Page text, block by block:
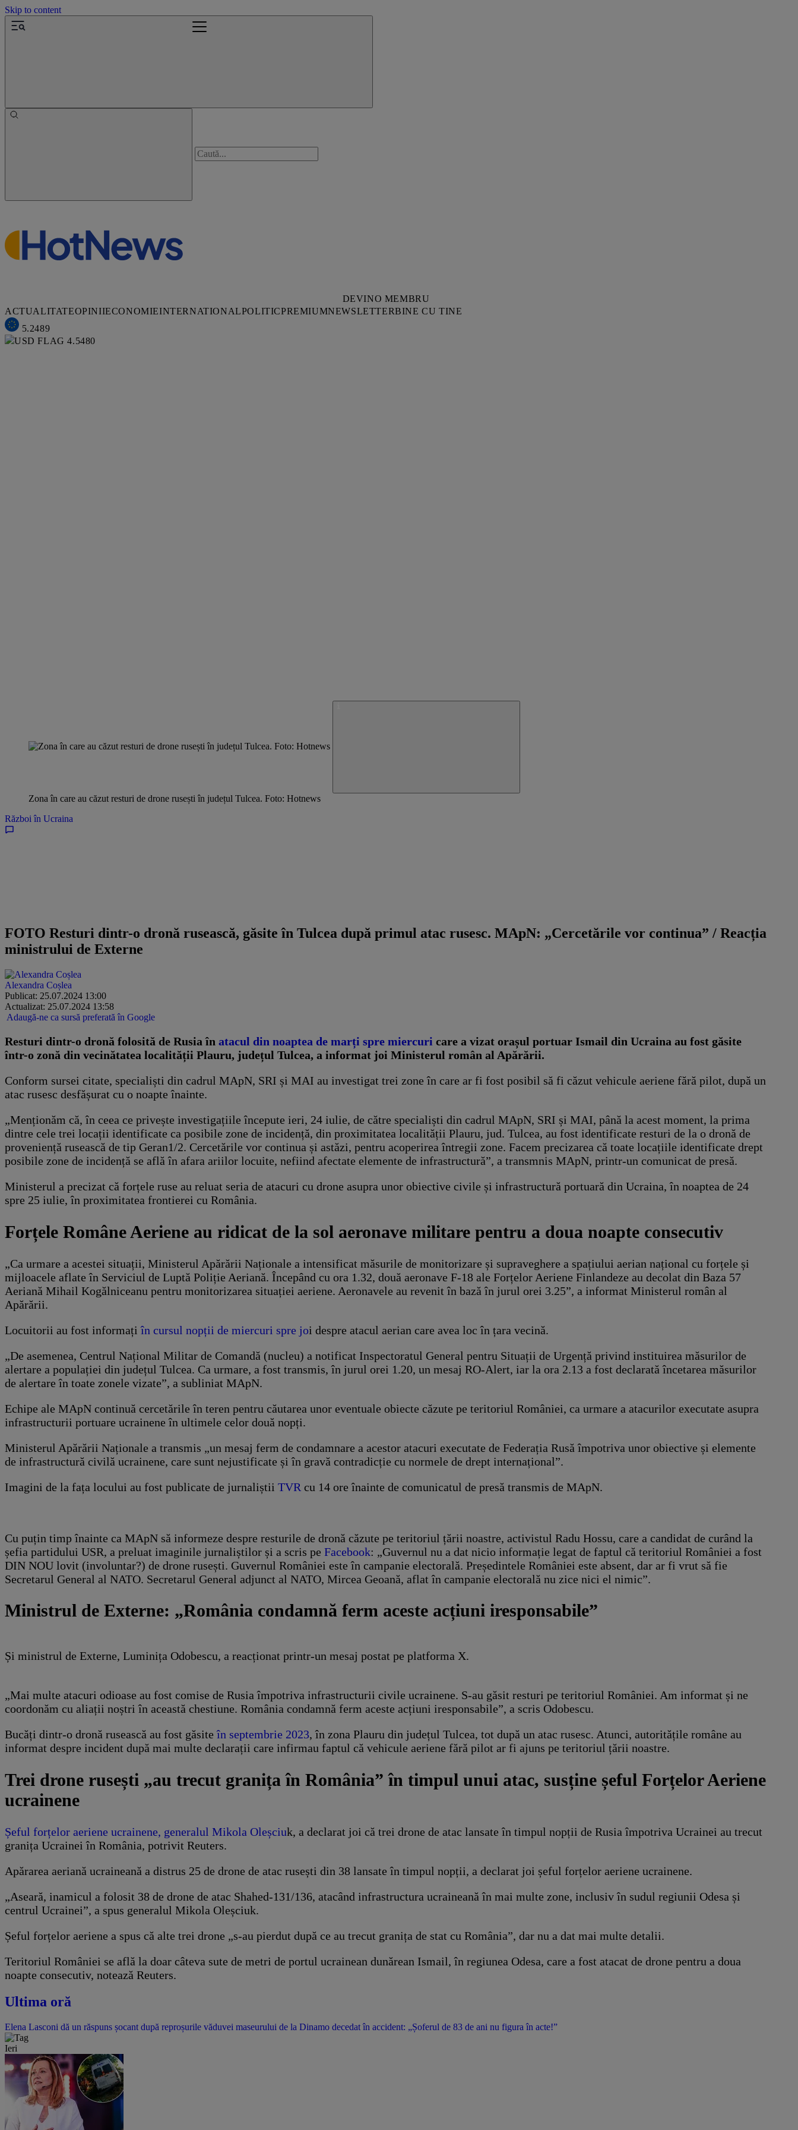
Skip to content
DEVINO MEMBRU
ACTUALITATEOPINIIECONOMIEINTERNATIONALPOLITICPREMIUMNEWSLETTERBINE CU TINE
5.2489
4.5480
Zona în care au căzut resturi de drone rusești în județul Tulcea. Foto: Hotnews
Război în Ucraina
FOTO Resturi dintr-o dronă rusească, găsite în Tulcea după primul atac rusesc. MApN: „Cercetările vor continua” / Reacția
ministrului de Externe
Alexandra Coșlea
Publicat: 25.07.2024 13:00
Actualizat: 25.07.2024 13:58
Adaugă-ne ca sursă preferată în Google
Resturi dintr-o dronă folosită de Rusia în atacul din noaptea de marți spre miercuri care a vizat orașul portuar Ismail din Ucraina au fost găsite
într-o zonă din vecinătatea localității Plauru, județul Tulcea, a informat joi Ministerul român al Apărării.
Conform sursei citate, specialiști din cadrul MApN, SRI și MAI au investigat trei zone în care ar fi fost posibil să fi căzut vehicule aeriene fără pilot, după un
atac rusesc desfășurat cu o noapte înainte.
„Menționăm că, în ceea ce privește investigațiile începute ieri, 24 iulie, de către specialiști din cadrul MApN, SRI și MAI, până la acest moment, la prima
dintre cele trei locații identificate ca posibile zone de incidență, din proximitatea localității Plauru, jud. Tulcea, au fost identificate resturi de la o dronă de
proveniență rusească de tip Geran1/2. Cercetările vor continua și astăzi, pentru acoperirea întregii zone. Facem precizarea că toate locațiile identificate drept
posibile zone de incidență se află în afara ariilor locuite, nefiind afectate elemente de infrastructură”, a transmnis MApN, printr-un comunicat de presă.
Ministerul a precizat că forțele ruse au reluat seria de atacuri cu drone asupra unor obiective civile și infrastructură portuară din Ucraina, în noaptea de 24
spre 25 iulie, în proximitatea frontierei cu România.
Forțele Române Aeriene au ridicat de la sol aeronave militare pentru a doua noapte consecutiv
„Ca urmare a acestei situații, Ministerul Apărării Naționale a intensificat măsurile de monitorizare și supraveghere a spațiului aerian național cu forțele și
mijloacele aflate în Serviciul de Luptă Poliție Aeriană. Începând cu ora 1.32, două aeronave F-18 ale Forțelor Aeriene Finlandeze au decolat din Baza 57
Aeriană Mihail Kogălniceanu pentru monitorizarea situației aeriene. Aeronavele au revenit în bază în jurul orei 3.25”, a informat Ministerul român al
Apărării.
Locuitorii au fost informațiîn cursul nopții de miercuri spre joi despre atacul aerian care avea loc în țara vecină.
„De asemenea, Centrul Național Militar de Comandă (nucleu) a notificat Inspectoratul General pentru Situații de Urgență privind instituirea măsurilor de
alertare a populației din județul Tulcea. Ca urmare, a fost transmis, în jurul orei 1.20, un mesaj RO-Alert, iar la ora 2.13 a fost declarată încetarea măsurilor
de alertare în toate zonele vizate”, a subliniat MApN.
Echipe ale MApN continuă cercetările în teren pentru căutarea unor eventuale obiecte căzute pe teritoriul României, ca urmare a atacurilor executate asupra
infrastructurii portuare ucrainene în ultimele celor două nopți.
Ministerul Apărării Naționale a transmis „un mesaj ferm de condamnare a acestor atacuri executate de Federația Rusă împotriva unor obiective și elemente
de infrastructură civilă ucrainene, care sunt nejustificate și în gravă contradicție cu normele de drept internațional”.
Imagini de la fața locului au fost publicate de jurnaliștii TVR cu 14 ore înainte de comunicatul de presă transmis de MApN.
Cu puțin timp înainte ca MApN să informeze despre resturile de dronă căzute pe teritoriul țării noastre, activistul Radu Hossu, care a candidat de curând la
șefia partidului USR, a preluat imaginile jurnaliștilor și a scris pe Facebook: „Guvernul nu a dat nicio informație legat de faptul că teritoriul României a fost
DIN NOU lovit (involuntar?) de drone rusești. Guvernul României este în campanie electorală. Președintele României este absent, dar ar fi vrut să fie
Secretarul General al NATO. Secretarul General adjunct al NATO, Mircea Geoană, aflat în campanie electorală nu zice nici el nimic”.
Ministrul de Externe: „România condamnă ferm aceste acțiuni iresponsabile”
Și ministrul de Externe, Luminița Odobescu, a reacționat printr-un mesaj postat pe platforma X.
„Mai multe atacuri odioase au fost comise de Rusia împotriva infrastructurii civile ucrainene. S-au găsit resturi pe teritoriul României. Am informat și ne
coordonăm cu aliații noștri în această chestiune. România condamnă ferm aceste acțiuni iresponsabile”, a scris Odobescu.
Bucăți dintr-o dronă rusească au fost găsiteîn septembrie 2023, în zona Plauru din județul Tulcea, tot după un atac rusesc. Atunci, autoritățile române au
informat despre incident după mai multe declarații care infirmau faptul că vehicule aeriene fără pilot ar fi ajuns pe teritoriul țării noastre.
Trei drone rusești „au trecut granița în România” în timpul unui atac, susține șeful Forțelor Aeriene
ucrainene
Șeful forțelor aeriene ucrainene, generalul Mikola Oleșciuk, a declarat joi că trei drone de atac lansate în timpul nopții de Rusia împotriva Ucrainei au trecut
granița Ucrainei în România, potrivit Reuters.
Apărarea aeriană ucraineană a distrus 25 de drone de atac rusești din 38 lansate în timpul nopții, a declarat joi șeful forțelor aeriene ucrainene.
„Aseară, inamicul a folosit 38 de drone de atac Shahed-131/136, atacând infrastructura ucraineană în mai multe zone, inclusiv în sudul regiunii Odesa și
centrul Ucrainei”, a spus generalul Mikola Oleșciuk.
Șeful forțelor aeriene a spus că alte trei drone „s-au pierdut după ce au trecut granița de stat cu România”, dar nu a dat mai multe detalii.
Teritoriul României se află la doar câteva sute de metri de portul ucrainean dunărean Ismail, în regiunea Odesa, care a fost atacat de drone pentru a doua
noapte consecutiv, notează Reuters.
Ultima oră
Elena Lasconi dă un răspuns șocant după reproșurile văduvei maseurului de la Dinamo decedat în accident: „Șoferul de 83 de ani nu figura în acte!”
Ieri